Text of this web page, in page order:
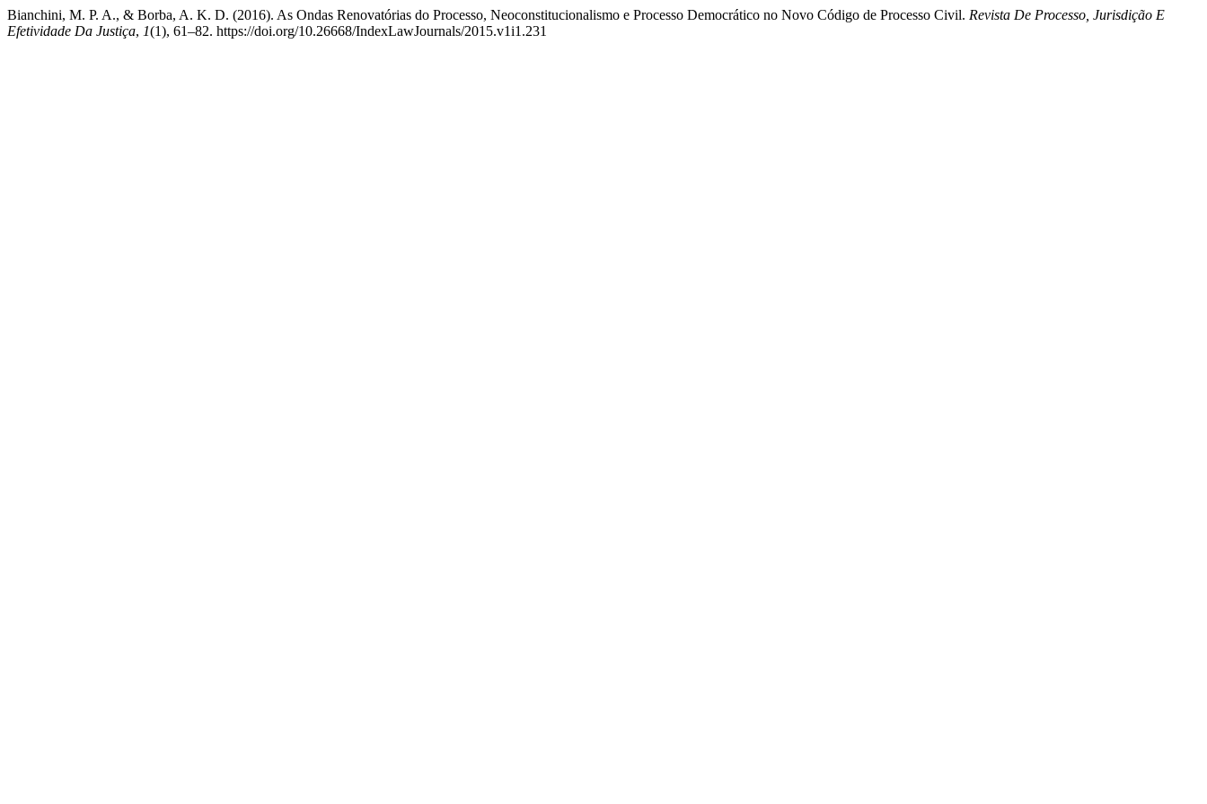
Bianchini, M. P. A., & Borba, A. K. D. (2016). As Ondas Renovatórias do Processo, Neoconstitucionalismo e Processo Democrático no Novo Código de Processo Civil. Revista De Processo, Jurisdição E
Efetividade Da Justiça, 1(1), 61–82. https://doi.org/10.26668/IndexLawJournals/2015.v1i1.231